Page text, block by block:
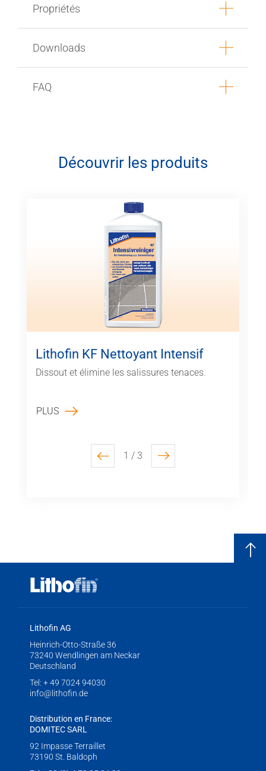
Propriétés
Downloads
FAQ
Découvrir les produits
previous
1 / 3 next
Lithofin KF Nettoyant Intensif
Dissout et élimine les salissures tenaces.
PLUS
Lithofin AG
Heinrich-Otto-Straße 36
73240 Wendlingen am Neckar
Deutschland
Tel: + 49 7024 94030
info@lithofin.de
Distribution en France:
DOMITEC SARL
92 Impasse Terraillet
73190 St. Baldoph